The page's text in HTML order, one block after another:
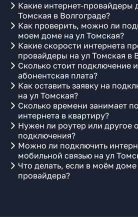
Какие интернет-провайдеры
Томская в Волгограде?
Как проверить, можно ли
моем доме на ул Томская?
Какие скорости интернета
провайдеры на ул Томская в
Сколько стоит подключение
абонентская плата?
Как оставить заявку на
на ул Томская?
Сколько времени занимает
интернета в квартиру?
Нужен ли роутер или другое
подключения?
Можно ли подключить
мобильной связью на ул
Что делать, если в моём
провайдера?